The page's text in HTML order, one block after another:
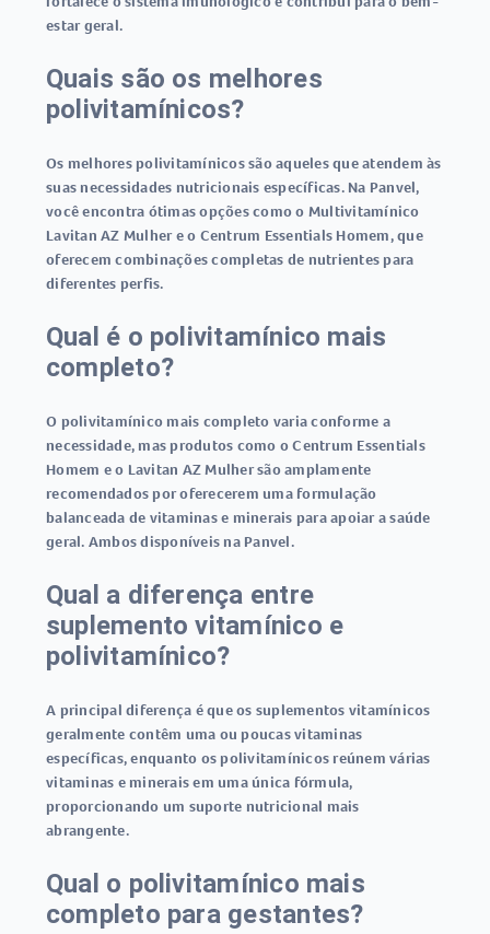
estar geral.
Quais são os melhores
polivitamínicos?
Os melhores polivitamínicos são aqueles que atendem às
suas necessidades nutricionais específicas. Na Panvel,
você encontra ótimas opções como o Multivitamínico
Lavitan AZ Mulher e o Centrum Essentials Homem, que
oferecem combinações completas de nutrientes para
diferentes perfis.
Qual é o polivitamínico mais
completo?
O polivitamínico mais completo varia conforme a
necessidade, mas produtos como o Centrum Essentials
Homem e o Lavitan AZ Mulher são amplamente
recomendados por oferecerem uma formulação
balanceada de vitaminas e minerais para apoiar a saúde
geral. Ambos disponíveis na Panvel.
Qual a diferença entre
suplemento vitamínico e
polivitamínico?
A principal diferença é que os suplementos vitamínicos
geralmente contêm uma ou poucas vitaminas
específicas, enquanto os polivitamínicos reúnem várias
vitaminas e minerais em uma única fórmula,
proporcionando um suporte nutricional mais
abrangente.
Qual o polivitamínico mais
completo para gestantes?